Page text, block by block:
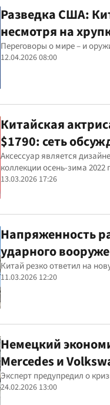
Разведка США:
несмотря на
Переговоры о мире – и
12.04.2026 08:00
Китайская
$1790: сеть
Аксессуар является
коллекции осень-зима 2022
13.03.2026 17:26
Напряженность
ударного
Китай резко ответил на
11.03.2026 12:20
Немецкий
Mercedes и
Эксперт предупредил о
24.02.2026 13:00